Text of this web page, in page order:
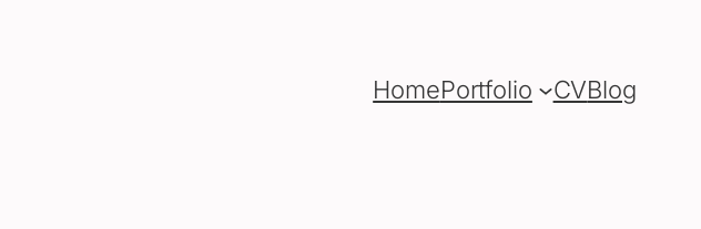
HomePortfolio CVBlog